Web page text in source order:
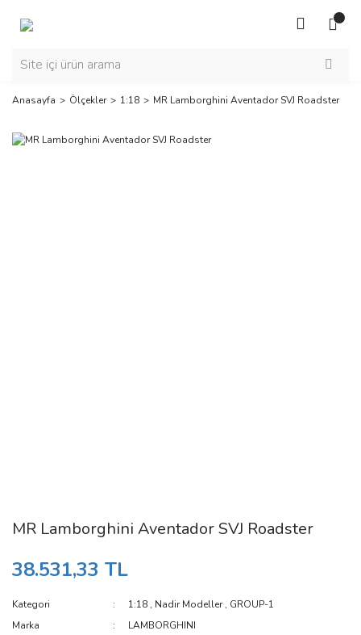
Anasayfa Ölçekler 1:18 MR Lamborghini Aventador SVJ Roadster
MR Lamborghini Aventador SVJ Roadster
38.531,33 TL
Kategori 1:18 , Nadir Modeller, GROUP-1
Marka
LAMBORGHINI